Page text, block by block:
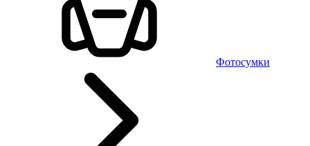
Фотосумки